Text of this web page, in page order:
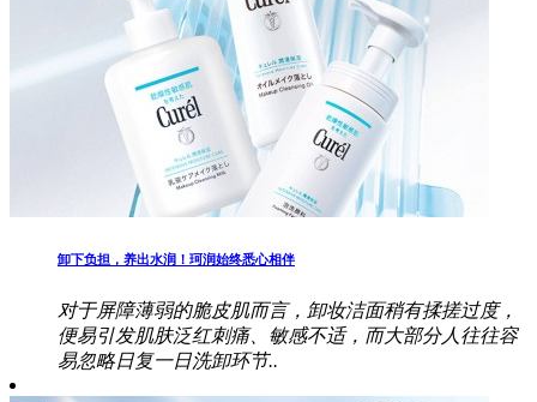
卸下负担，养出水润！珂润始终悉心相伴
对于屏障薄弱的脆皮肌而言，卸妆洁面稍有揉搓过度，
便易引发肌肤泛红刺痛、敏感不适，而大部分人往往容
易忽略日复一日洗卸环节..